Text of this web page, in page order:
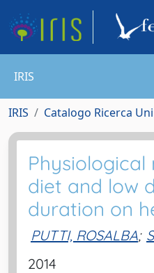
IRIS
IRIS Catalogo Ricerca
diet and low
duration on
PUTTI, ROSALBA;
2014